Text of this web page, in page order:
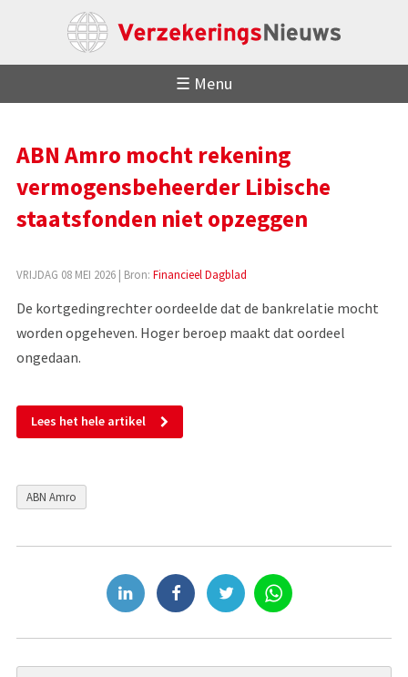
☰ Menu
ABN Amro mocht rekening
vermogensbeheerder Libische
staatsfonden niet opzeggen
VRIJDAG 08 MEI 2026| Bron: Financieel Dagblad
De kortgedingrechter oordeelde dat de bankrelatie mocht
worden opgeheven. Hoger beroep maakt dat oordeel
ongedaan.
Lees het hele artikel
ABN Amro